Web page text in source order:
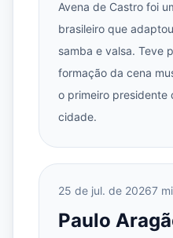
Avena de Castro foi
brasileiro que
samba e valsa. Teve
formação da cena
o primeiro presidente
cidade.
25 de jul. de 20267
Paulo